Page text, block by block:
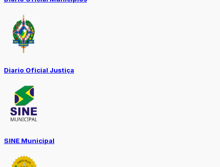
Diario Oficial Justiça
SINE Municipal